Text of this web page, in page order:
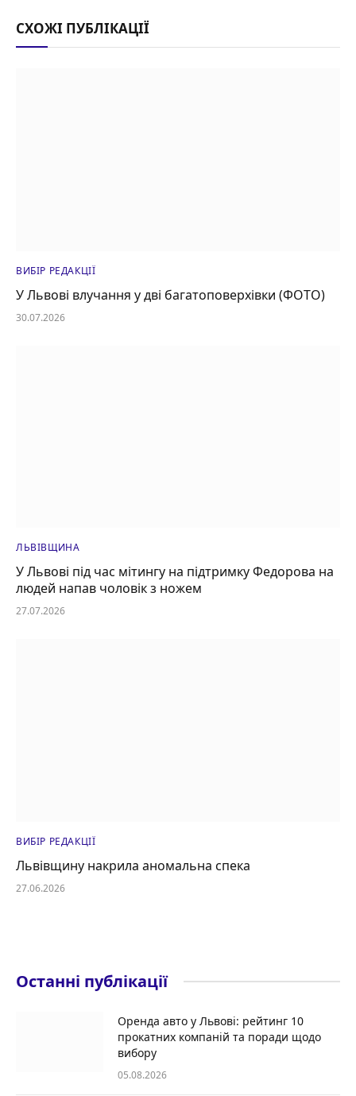
СХОЖІ ПУБЛІКАЦІЇ
ВИБІР РЕДАКЦІЇ
У Львові влучання у дві багатоповерхівки (ФОТО)
30.07.2026
ЛЬВІВЩИНА
У Львові під час мітингу на підтримку Федорова на
людей напав чоловік з ножем
27.07.2026
ВИБІР РЕДАКЦІЇ
Львівщину накрила аномальна спека
27.06.2026
Останні публікації
Оренда авто у Львові: рейтинг 10
прокатних компаній та поради щодо
вибору
05.08.2026